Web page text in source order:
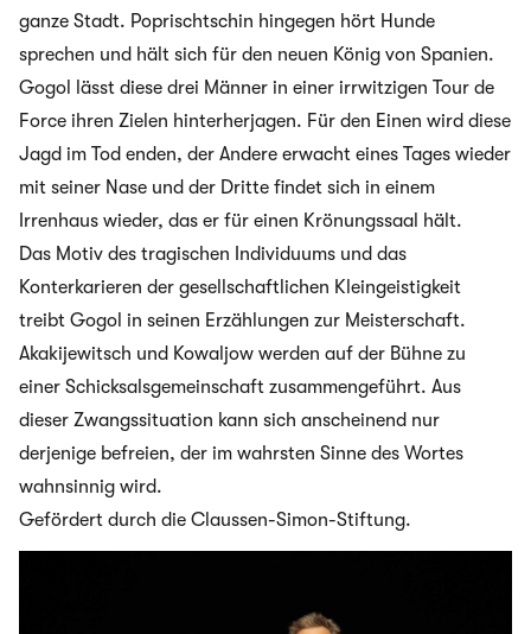
ganze Stadt. Poprischtschin hingegen hört Hunde
sprechen und hält sich für den neuen König von Spanien.
Gogol lässt diese drei Männer in einer irrwitzigen Tour de
Force ihren Zielen hinterherjagen. Für den Einen wird diese
Jagd im Tod enden, der Andere erwacht eines Tages wieder
mit seiner Nase und der Dritte findet sich in einem
Irrenhaus wieder, das er für einen Krönungssaal hält.
Das Motiv des tragischen Individuums und das
Konterkarieren der gesellschaftlichen Kleingeistigkeit
treibt Gogol in seinen Erzählungen zur Meisterschaft.
Akakijewitsch und Kowaljow werden auf der Bühne zu
einer Schicksalsgemeinschaft zusammengeführt. Aus
dieser Zwangssituation kann sich anscheinend nur
derjenige befreien, der im wahrsten Sinne des Wortes
wahnsinnig wird.
Gefördert durch die Claussen-Simon-Stiftung.